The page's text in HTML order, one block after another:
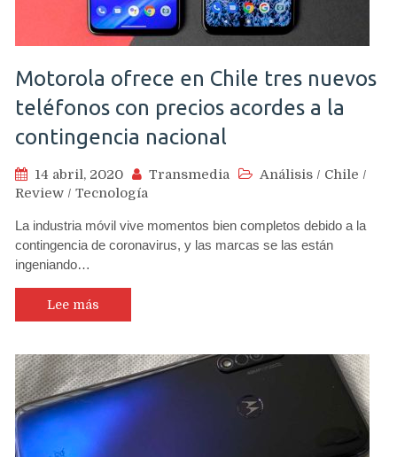
Motorola ofrece en Chile tres nuevos
teléfonos con precios acordes a la
contingencia nacional
14 abril, 2020 Transmedia Análisis / Chile /
Review / Tecnología
La industria móvil vive momentos bien completos debido a la
contingencia de coronavirus, y las marcas se las están
ingeniando…
Lee más